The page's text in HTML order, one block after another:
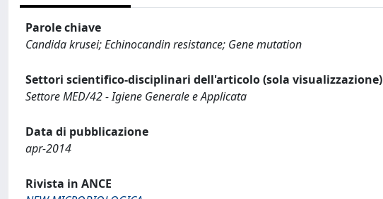
Parole chiave
Candida krusei; Echinocandin resistance; Gene mutation
Settori scientifico-disciplinari dell'articolo (sola visualizzazione)
Settore MED/42 - Igiene Generale e Applicata
Data di pubblicazione
apr-2014
Rivista in ANCE